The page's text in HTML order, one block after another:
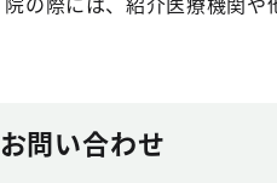
お問い合わせ